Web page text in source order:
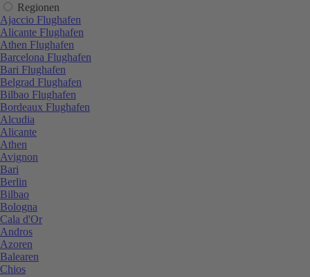
Regionen
Ajaccio Flughafen
Alicante Flughafen
Athen Flughafen
Barcelona Flughafen
Bari Flughafen
Belgrad Flughafen
Bilbao Flughafen
Bordeaux Flughafen
Alcudia
Alicante
Athen
Avignon
Bari
Berlin
Bilbao
Bologna
Cala d'Or
Andros
Azoren
Balearen
Chios